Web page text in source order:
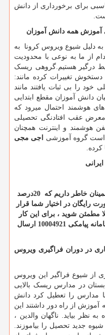
برای برخورداری از دانش
آموزش همه دانش آموزان
دلیل شیوع ویروس کرونا به
از ما به نوعی با محدودیت
درگیر هستیم.گروهی ریسک
تغییرات کرده مانند:
را بی ثبات یافتند مانند
دانش آموزان مقطع ابتدایی
هوشمند احتمال میرود که
عقب افتادنگی تحصیلی
هوشمند و اینترنت همچنان
است گروه آموزشی
اجی مجی
خاطر داریم که 20درصد
رایگان در اختیار شما قرار
مطمئن شوید ، برای این کار
کافیست کلمه ( اجی مجی ) را به سامانه پیامکی 10004921 ارسال
در دوران فراگیری ویروس
از شیوع فراگیر این ویروس
در مدارس ریسک بالایی
مدارس را تعطیل کرد دانش
آموزش از راه دور داشتند این
نظر بیاید. ناگهان والدین ،
جدید تحصیل را بیاموزند.